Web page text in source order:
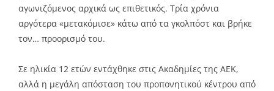
αγωνιζόμενος αρχικά ως επιθετικός. Τρία χρόνια
αργότερα «μετακόμισε» κάτω από τα γκολπόστ και βρήκε
τον… προορισμό του.
Σε ηλικία 12 ετών εντάχθηκε στις Ακαδημίες της ΑΕΚ,
αλλά η μεγάλη απόσταση του προπονητικού κέντρου από